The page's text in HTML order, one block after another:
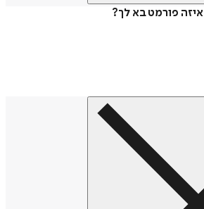
איזה פורמט בא לך?